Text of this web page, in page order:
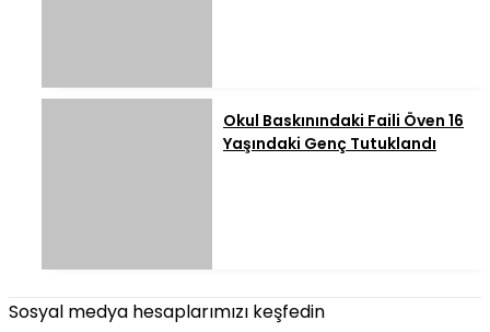
Okul Baskınındaki Faili Öven 16
Yaşındaki Genç Tutuklandı
Sosyal medya hesaplarımızı keşfedin